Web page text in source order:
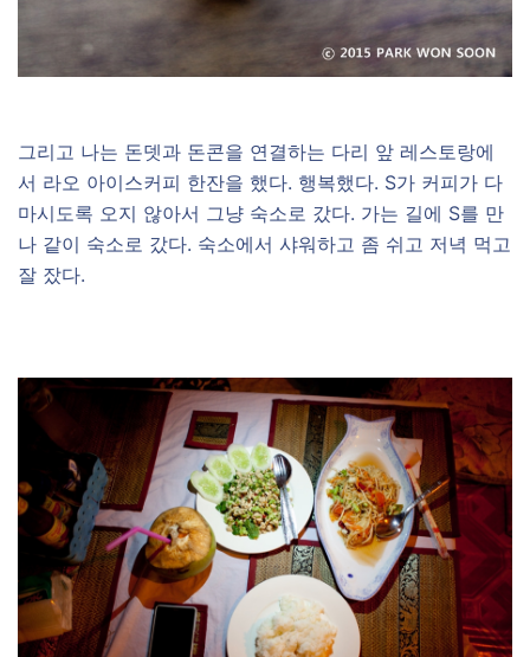
그리고 나는 돈뎃과 돈콘을 연결하는 다리 앞 레스토랑에
서 라오 아이스커피 한잔을 했다. 행복했다. S가 커피가 다
마시도록 오지 않아서 그냥 숙소로 갔다. 가는 길에 S를 만
나 같이 숙소로 갔다. 숙소에서 샤워하고 좀 쉬고 저녁 먹고
잘 잤다.